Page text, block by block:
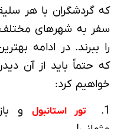
که گردشگران با هر
سفر به شهرهای
را ببرند. در ادامه
که حتماً باید از آن
خواهیم کرد:
1.
تور استانبول
و